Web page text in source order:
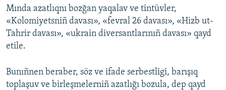
Русский
Українською
QOŞULIÑIZ!
Mında azatlıqnı bozğan yaqalav ve tintüvler,
«Kolomiyetsniñ davası», «fevral 26 davası», «Hizb ut-
Tahrir davası», «ukrain diversantlarınıñ davası» qayd
etile.
Bunıñnen beraber, söz ve ifade serbestligi, barışıq
toplaşuv ve birleşmelerniñ azatlığı bozula, dep qayd